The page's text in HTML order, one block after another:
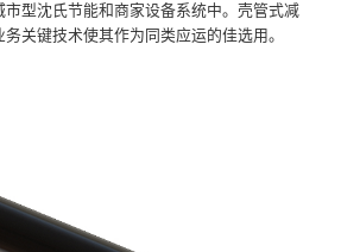
型沈氏节能和商家设备系统中。壳管式减
关键技术使其作为同类应运的佳选用。